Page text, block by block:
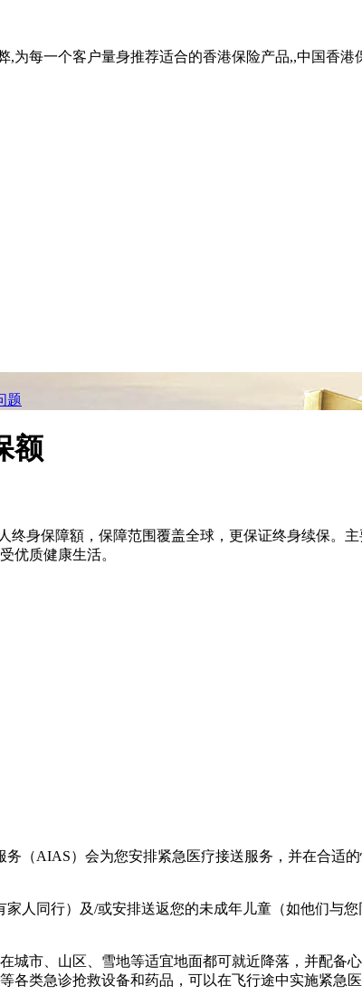
每一个客户量身推荐适合的香港保险产品,,中国香
题
额
身保障額，保障范围覆盖全球，更保证终身续保。
优质健康生活。
（AIAS）会为您安排紧急医疗接送服务，并在合适
人同行）及/或安排送返您的未成年儿童（如他们与
市、山区、雪地等适宜地面都可就近降落，并配备
类急诊抢救设备和药品，可以在飞行途中实施紧急